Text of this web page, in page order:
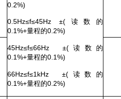
0.2%)
0.5Hz≤f≤45Hz ±(读数的
0.1%+量程的0.2%)
45Hz≤f≤66Hz ±(读数的
0.1%+量程的0.1%)
66Hz≤f≤1kHz ±(读数的
0.1%+量程的0.2%)